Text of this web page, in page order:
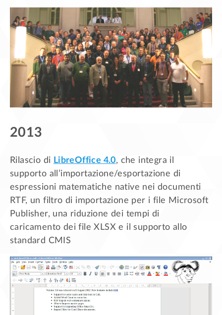
2013
Rilascio di LibreOffice 4.0, che integra il
supporto all’importazione/esportazione di
espressioni matematiche native nei documenti
RTF, un filtro di importazione per i file Microsoft
Publisher, una riduzione dei tempi di
caricamento dei file XLSX e il supporto allo
standard CMIS